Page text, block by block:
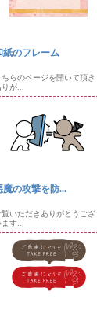
紙のフレーム
ちらのページを開いて頂き
りが...
魔の攻撃を防...
覧いただきありがとうござ
ます...